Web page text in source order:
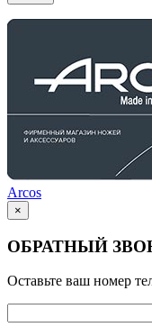
Arcos
×
ОБРАТНЫЙ
Оставьте ваш номер